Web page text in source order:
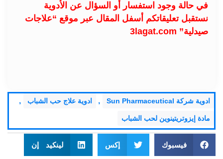
في حالة وجود استفسار أو السؤال عن الأدوية
نستقبل تعليقاتكم أسفل المقال عبر موقع “علاجات
صيدلية” 3lagat.com
ادوية شركة Sun Pharmaceutical , ادوية علاج حب الشباب ,
مادة إيزوتريتينوين لحب الشباب
فيسبوك إكس لينكيد إن